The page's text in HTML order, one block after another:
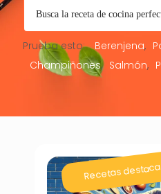
Prueba esto: Berenjena
Champiñones
Salmón
Recetas